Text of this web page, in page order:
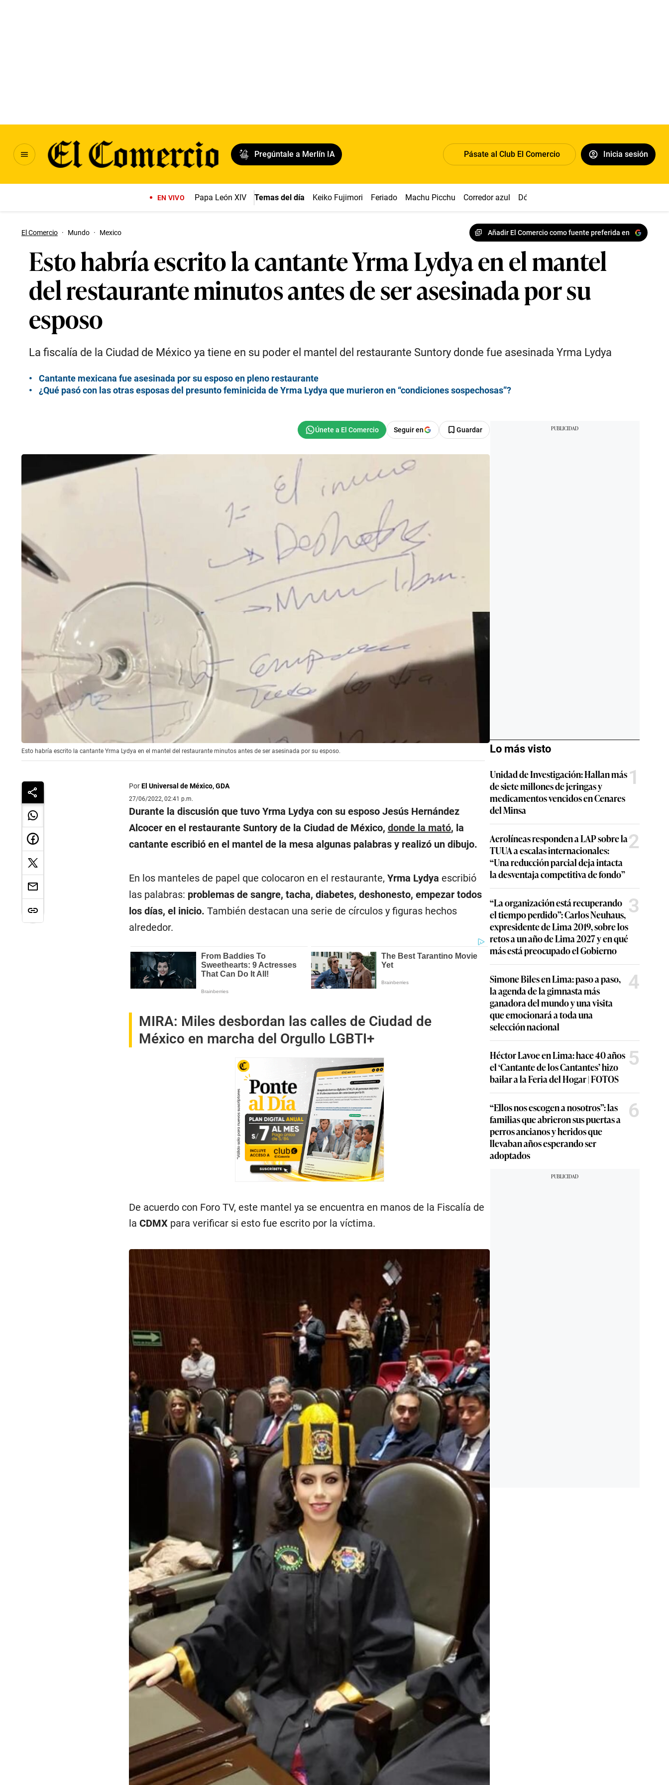
Pregúntale a Merlín IA Pásate al Club El Comercio Inicia sesión
EN VIVO Papa León XIV Temas del día Keiko Fujimori Feriado Machu Picchu Corredor azul Dólar
El Comercio · Mundo · Mexico Añadir El Comercio como fuente preferida en
Esto habría escrito la cantante Yrma Lydya en el mantel
del restaurante minutos antes de ser asesinada por su
esposo
La fiscalía de la Ciudad de México ya tiene en su poder el mantel del restaurante Suntory donde fue asesinada Yrma Lydya
Cantante mexicana fue asesinada por su esposo en pleno restaurante
¿Qué pasó con las otras esposas del presunto feminicida de Yrma Lydya que murieron en “condiciones sospechosas”?
Seguir en Guardar
Esto habría escrito la cantante Yrma Lydya en el mantel del restaurante minutos antes de ser asesinada por su esposo.
PorEl Universal de México, GDA
27/06/2022, 02:41 p.m.
Durante la discusión que tuvo Yrma Lydya con su esposo Jesús Hernández
Alcocer en el restaurante Suntory de la Ciudad de México, donde la mató, la
cantante escribió en el mantel de la mesa algunas palabras y realizó un dibujo.
En los manteles de papel que colocaron en el restaurante, Yrma Lydya escribió
las palabras: problemas de sangre, tacha, diabetes, deshonesto, empezar todos
los días, el inicio. También destacan una serie de círculos y figuras hechos
alrededor.
MIRA: Miles desbordan las calles de Ciudad de
México en marcha del Orgullo LGBTI+
De acuerdo con Foro TV, este mantel ya se encuentra en manos de la Fiscalía de
la CDMXpara verificar si esto fue escrito por la víctima.
Lo más visto
Unidad de Investigación: Hallan más
de siete millones de jeringas y
medicamentos vencidos en Cenares
del Minsa
1
Aerolíneas responden a LAP sobre la
TUUA a escalas internacionales:
“Una reducción parcial deja intacta
la desventaja competitiva de fondo”
2
“La organización está recuperando
el tiempo perdido”: Carlos Neuhaus,
expresidente de Lima 2019, sobre los
retos a un año de Lima 2027 y en qué
más está preocupado el Gobierno
3
Simone Biles en Lima: paso a paso,
la agenda de la gimnasta más
ganadora del mundo y una visita
que emocionará a toda una
selección nacional
4
Héctor Lavoe en Lima: hace 40 años
el ‘Cantante de los Cantantes’ hizo
bailar a la Feria del Hogar | FOTOS
5
“Ellos nos escogen a nosotros”: las
familias que abrieron sus puertas a
perros ancianos y heridos que
llevaban años esperando ser
adoptados
6